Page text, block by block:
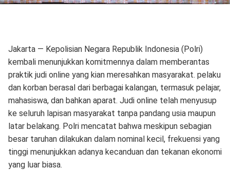
Jakarta — Kepolisian Negara Republik Indonesia (Polri)
kembali menunjukkan komitmennya dalam memberantas
praktik judi online yang kian meresahkan masyarakat. pelaku
dan korban berasal dari berbagai kalangan, termasuk pelajar,
mahasiswa, dan bahkan aparat. Judi online telah menyusup
ke seluruh lapisan masyarakat tanpa pandang usia maupun
latar belakang. Polri mencatat bahwa meskipun sebagian
besar taruhan dilakukan dalam nominal kecil, frekuensi yang
tinggi menunjukkan adanya kecanduan dan tekanan ekonomi
yang luar biasa.